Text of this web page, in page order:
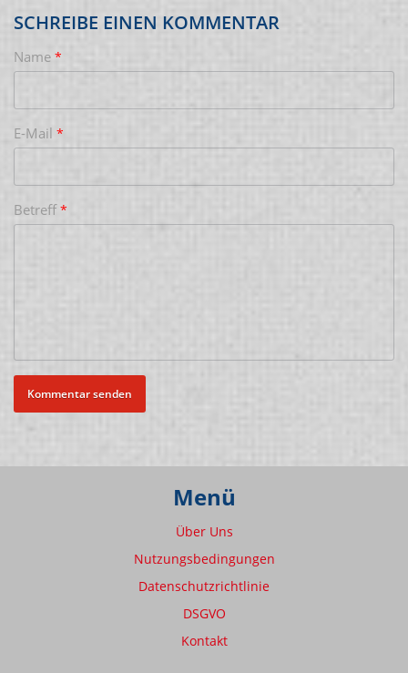
SCHREIBE EINEN KOMMENTAR
Name *
E-Mail *
Betreff *
Menü
Über Uns
Nutzungsbedingungen
Datenschutzrichtlinie
DSGVO
Kontakt